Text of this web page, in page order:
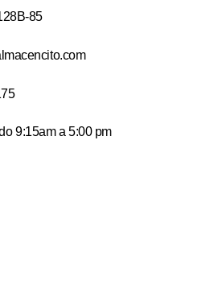
85
9:15am a 5:00 pm